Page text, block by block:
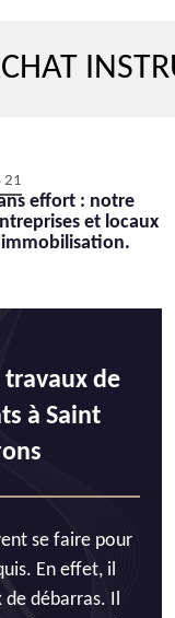
21
effort : notre
et locaux
de
à Saint
se faire pour
En effet, il
débarras. Il